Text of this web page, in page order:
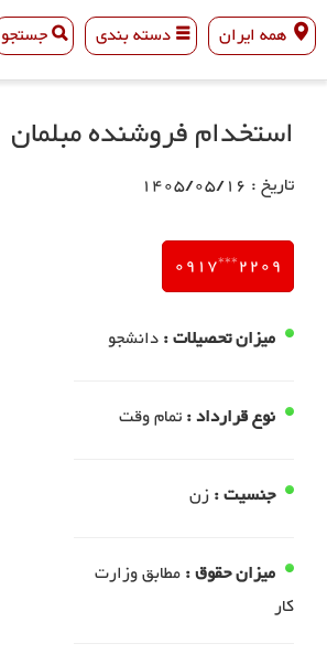
همه ایران دسته بندی جستجو
استخدام فروشنده مبلمان
تاریخ : 1405/05/16
2209***0917
میزان تحصیلات :دانشجو
نوع قرارداد :تمام وقت
جنسیت :زن
میزان حقوق :مطابق وزارت
کار
همه ایران دسته بندی جستجو